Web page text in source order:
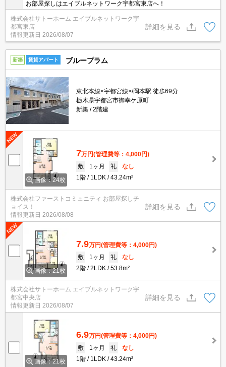
お部屋探しはエイブルネットワーク宇都宮東店へ！
株式会社サトーホーム エイブルネットワーク宇
都宮東店
情報更新日 2026/08/07
詳細を見る
新築 賃貸アパート ブループラム
東北本線<宇都宮線>/岡本駅 徒歩69分
栃木県宇都宮市御幸ケ原町
新築
2階建
画像：24枚
7万円(管理費等：4,000円)
敷
1ヶ月 礼
なし
1階
1LDK 43.24m²
株式会社ファーストコミュニティ お部屋探しチ
ョイス！
情報更新日 2026/08/08
詳細を見る
画像：21枚
7.9万円(管理費等：4,000円)
敷
1ヶ月 礼
なし
2階
2LDK 53.8m²
株式会社サトーホーム エイブルネットワーク宇
都宮中央店
情報更新日 2026/08/07
詳細を見る
画像：21枚
6.9万円(管理費等：4,000円)
敷
1ヶ月 礼
なし
1階
1LDK 43.24m²